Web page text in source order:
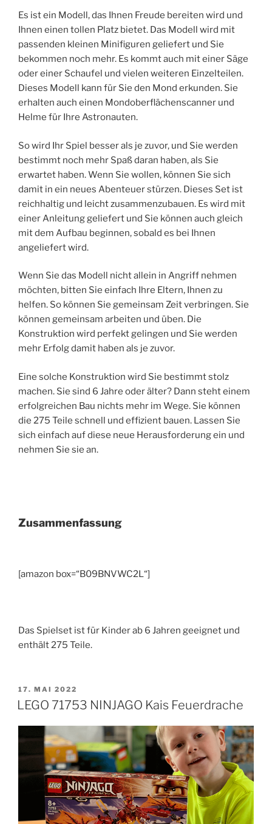
Es ist ein Modell, das Ihnen Freude bereiten wird und
Ihnen einen tollen Platz bietet. Das Modell wird mit
passenden kleinen Minifiguren geliefert und Sie
bekommen noch mehr. Es kommt auch mit einer Säge
oder einer Schaufel und vielen weiteren Einzelteilen.
Dieses Modell kann für Sie den Mond erkunden. Sie
erhalten auch einen Mondoberflächenscanner und
Helme für Ihre Astronauten.
So wird Ihr Spiel besser als je zuvor, und Sie werden
bestimmt noch mehr Spaß daran haben, als Sie
erwartet haben. Wenn Sie wollen, können Sie sich
damit in ein neues Abenteuer stürzen. Dieses Set ist
reichhaltig und leicht zusammenzubauen. Es wird mit
einer Anleitung geliefert und Sie können auch gleich
mit dem Aufbau beginnen, sobald es bei Ihnen
angeliefert wird.
Wenn Sie das Modell nicht allein in Angriff nehmen
möchten, bitten Sie einfach Ihre Eltern, Ihnen zu
helfen. So können Sie gemeinsam Zeit verbringen. Sie
können gemeinsam arbeiten und üben. Die
Konstruktion wird perfekt gelingen und Sie werden
mehr Erfolg damit haben als je zuvor.
Eine solche Konstruktion wird Sie bestimmt stolz
machen. Sie sind 6 Jahre oder älter? Dann steht einem
erfolgreichen Bau nichts mehr im Wege. Sie können
die 275 Teile schnell und effizient bauen. Lassen Sie
sich einfach auf diese neue Herausforderung ein und
nehmen Sie sie an.
Zusammenfassung
[amazon box=“B09BNVWC2L“]
Das Spielset ist für Kinder ab 6 Jahren geeignet und
enthält 275 Teile.
VERÖFFENTLICHT
AM
17. MAI 2022
LEGO 71753 NINJAGO Kais Feuerdrache